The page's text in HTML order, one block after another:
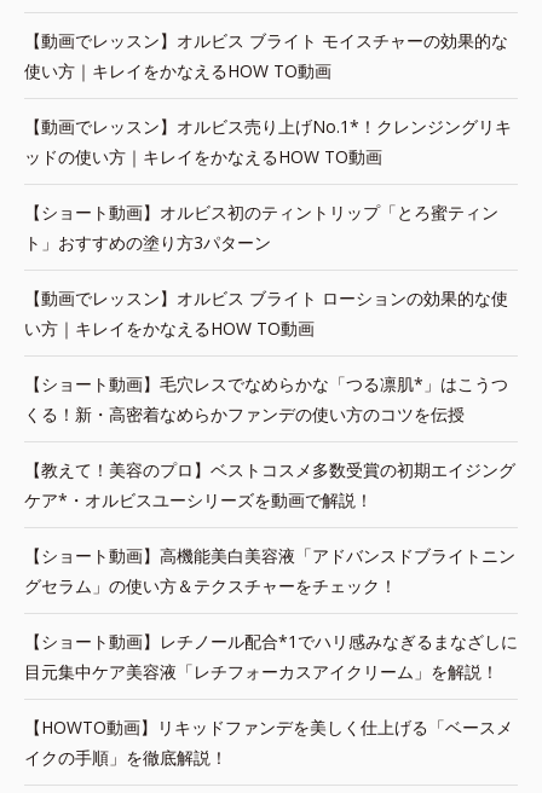
【動画でレッスン】オルビス ブライト モイスチャーの効果的な
使い方｜キレイをかなえるHOW TO動画
【動画でレッスン】オルビス売り上げNo.1*！クレンジングリキ
ッドの使い方｜キレイをかなえるHOW TO動画
【ショート動画】オルビス初のティントリップ「とろ蜜ティン
ト」おすすめの塗り方3パターン
【動画でレッスン】オルビス ブライト ローションの効果的な使
い方｜キレイをかなえるHOW TO動画
【ショート動画】毛穴レスでなめらかな「つる凛肌*」はこうつ
くる！新・高密着なめらかファンデの使い方のコツを伝授
【教えて！美容のプロ】ベストコスメ多数受賞の初期エイジング
ケア*・オルビスユーシリーズを動画で解説！
【ショート動画】高機能美白美容液「アドバンスドブライトニン
グセラム」の使い方＆テクスチャーをチェック！
【ショート動画】レチノール配合*1でハリ感みなぎるまなざしに
目元集中ケア美容液「レチフォーカスアイクリーム」を解説！
【HOWTO動画】リキッドファンデを美しく仕上げる「ベースメ
イクの手順」を徹底解説！